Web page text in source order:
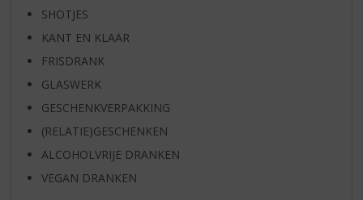
SHOTJES
KANT EN KLAAR
FRISDRANK
GLASWERK
GESCHENKVERPAKKING
(RELATIE)GESCHENKEN
ALCOHOLVRIJE DRANKEN
VEGAN DRANKEN